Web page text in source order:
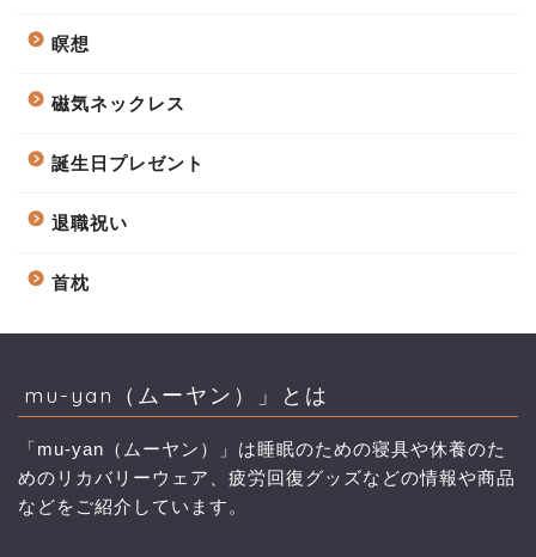
瞑想
磁気ネックレス
誕生日プレゼント
退職祝い
首枕
mu-yan（ムーヤン）」とは
「mu-yan（ムーヤン）」は睡眠のための寝具や休養のた
めのリカバリーウェア、疲労回復グッズなどの情報や商品
などをご紹介しています。